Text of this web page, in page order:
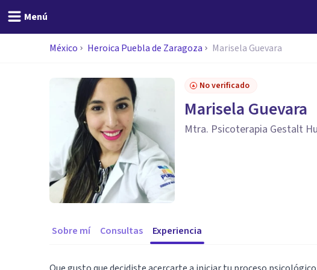
Menú
México Heroica Puebla de Zaragoza Marisela Guevara
No verificado
Marisela Guevara
Mtra. Psicoterapia Gestalt
Sobre mí Consultas Experiencia